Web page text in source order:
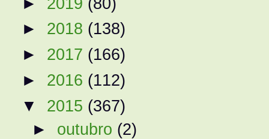
► 2018 (138)
► 2017 (166)
► 2016 (112)
▼ 2015 (367)
► outubro (2)